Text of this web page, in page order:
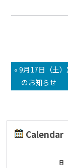
« 9月17日（土
のお知らせ
Calendar
日